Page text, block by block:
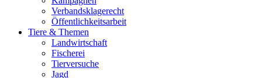
Verbandsklagerecht
Öffentlichkeitsarbeit
Tiere & Themen
Landwirtschaft
Fischerei
Tierversuche
Jagd